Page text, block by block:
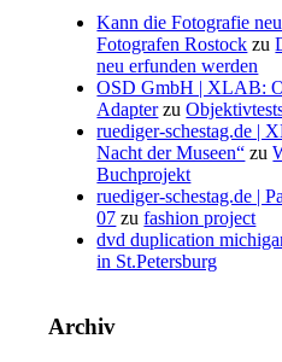
Kann die Fotografie
Fotografen Rostock zu
neu erfunden werden
OSD GmbH | XLAB:
Adapterzu
ruediger-schestag.de |
Nacht der Museen“ zu
Buchprojekt
ruediger-schestag.de |
07 zufashion project
dvd duplication
in St.Petersburg
Archiv